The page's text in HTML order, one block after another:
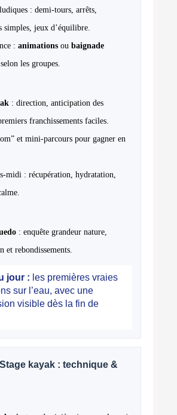
: demi-tours, arrêts,
simples, jeux d’équilibre.
: animations ou baignade
selon les groupes.
: direction, anticipation des
franchissements faciles.
et mini-parcours pour gagner en
midi : récupération, hydratation,
: enquête grandeur nature,
et rebondissements.
jour : les premières vraies
sur l’eau, avec une
visible dès la fin de
Stage kayak : technique &